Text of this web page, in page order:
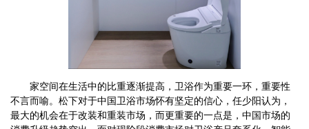
家空间在生活中的比重逐渐提高，卫浴作为重要一环，重要性
不言而喻。松下对于中国卫浴市场怀有坚定的信心，任少阳认为，
最大的机会在于改装和重装市场，而更重要的一点是，中国市场的